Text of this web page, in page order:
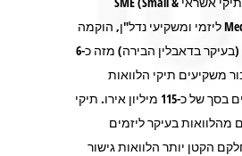
Medium Enterprises) ליזמי ומשקיעי נדל"ן, הוקמה
ופועלת באירלנד (בעיקר בדאבלין הבירה) מזה כ-6
משקיעים תיקי הלוואות
מגובות בשעבודים בסך של כ-115 מיליון אירו. תיקי
מהלוואות בעיקר ליזמים
הקטן יותר הלוואות גישור